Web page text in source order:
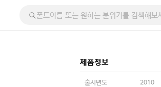
제품정보
출시년도 2010